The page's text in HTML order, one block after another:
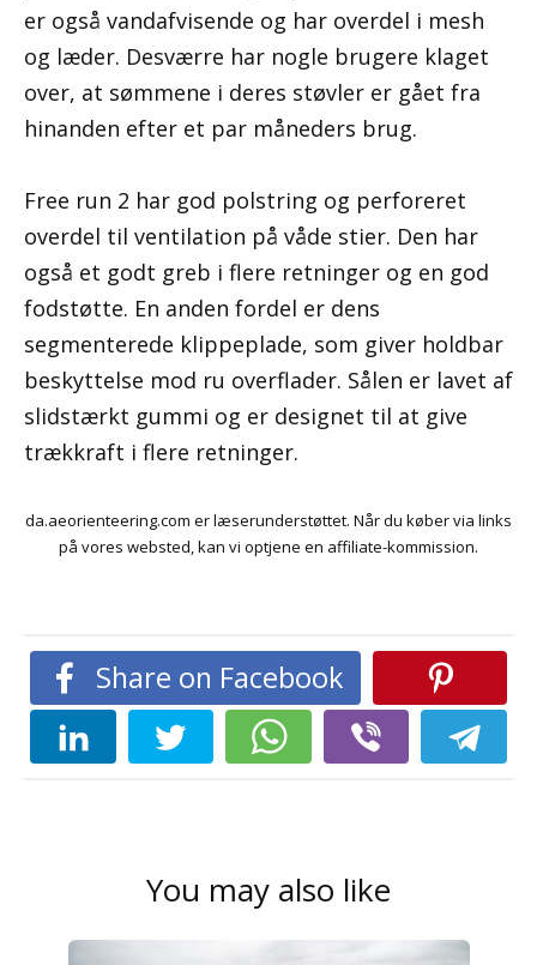
er også vandafvisende og har overdel i mesh
og læder. Desværre har nogle brugere klaget
over, at sømmene i deres støvler er gået fra
hinanden efter et par måneders brug.
Free run 2 har god polstring og perforeret
overdel til ventilation på våde stier. Den har
også et godt greb i flere retninger og en god
fodstøtte. En anden fordel er dens
segmenterede klippeplade, som giver holdbar
beskyttelse mod ru overflader. Sålen er lavet af
slidstærkt gummi og er designet til at give
trækkraft i flere retninger.
da.aeorienteering.com er læserunderstøttet. Når du køber via links
på vores websted, kan vi optjene en affiliate-kommission.
Share on Facebook
You may also like